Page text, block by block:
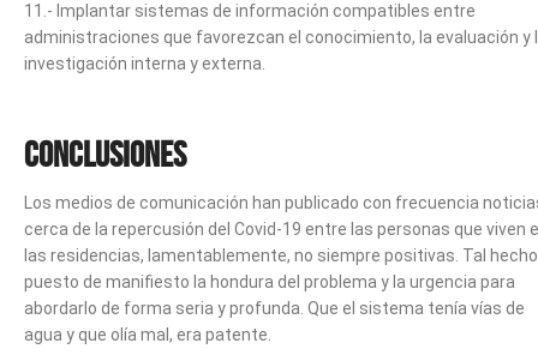
11.- Implantar sistemas de información compatibles entre
administraciones que favorezcan el conocimiento, la evaluación y
investigación interna y externa.
Conclusiones
Los medios de comunicación han publicado con frecuencia
cerca de la repercusión del Covid-19 entre las personas que viven
las residencias, lamentablemente, no siempre positivas. Tal
puesto de manifiesto la hondura del problema y la urgencia para
abordarlo de forma seria y profunda. Que el sistema tenía vías de
agua y que olía mal, era patente.